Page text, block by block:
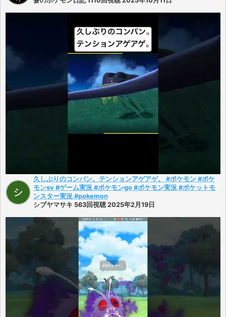
久しぶりのコンパン。テンションアゲアゲ。 #ポケモン #ポケ
モンsv #ゲーム実況 #ポケモンgo #ポケモン実況 #ポケットモ
ンスター実況 #pokemon
シブヤマサキ 563回視聴 2025年2月19日